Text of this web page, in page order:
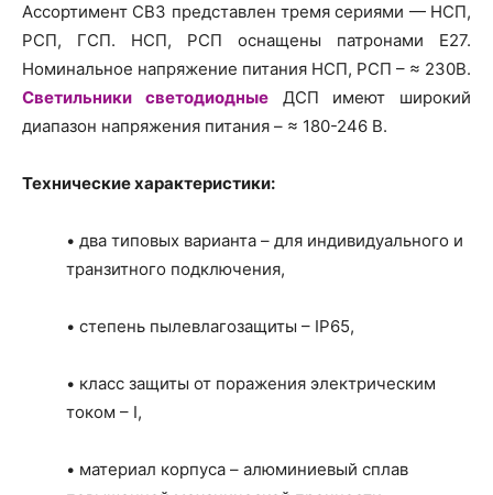
Ассортимент СВЗ представлен тремя сериями — НСП,
РСП, ГСП. НСП, РСП оснащены патронами Е27.
Номинальное напряжение питания НСП, РСП – ≈ 230В.
Светильники светодиодныеДСП имеют широкий
диапазон напряжения питания – ≈ 180-246 В.
Технические характеристики:
• два типовых варианта – для индивидуального и
транзитного подключения,
• степень пылевлагозащиты – ІР65,
• класс защиты от поражения электрическим
током – І,
• материал корпуса – алюминиевый сплав